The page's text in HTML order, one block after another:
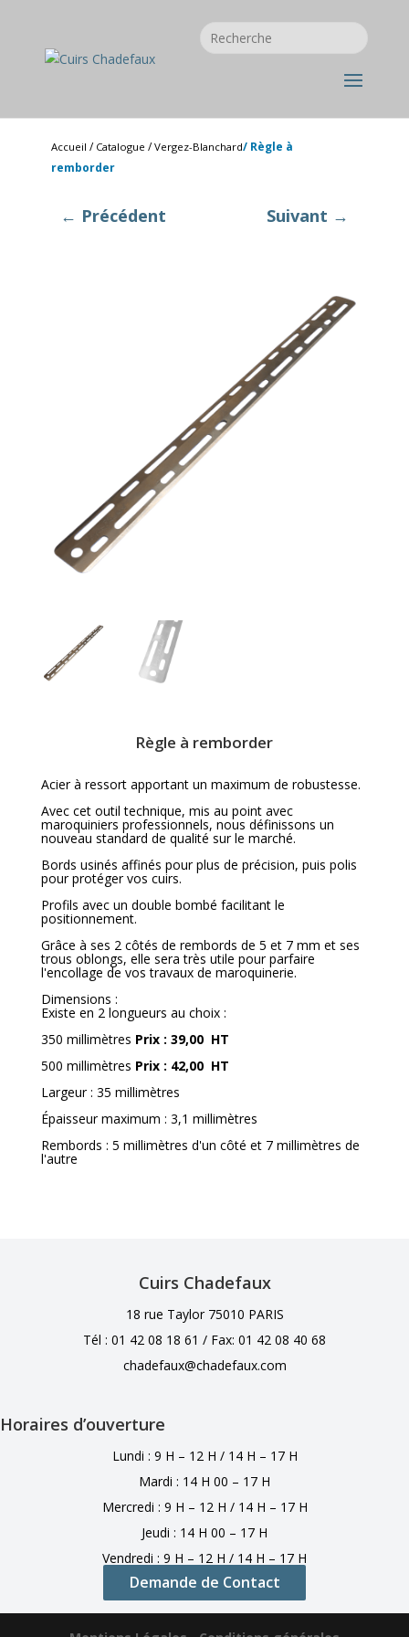
Accueil / Catalogue /Vergez-Blanchard/ Règle à
remborder
← Précédent Suivant →
Règle à remborder
Acier à ressort apportant un maximum de robustesse.
Avec cet outil technique, mis au point avec
maroquiniers professionnels, nous définissons un
nouveau standard de qualité sur le marché.
Bords usinés affinés pour plus de précision, puis polis
pour protéger vos cuirs.
Profils avec un double bombé facilitant le
positionnement.
Grâce à ses 2 côtés de rembords de 5 et 7 mm et ses
trous oblongs, elle sera très utile pour parfaire
l'encollage de vos travaux de maroquinerie.
Dimensions :
Existe en 2 longueurs au choix :
350 millimètres Prix : 39,00 HT
500 millimètres Prix : 42,00 HT
Largeur : 35 millimètres
Épaisseur maximum : 3,1 millimètres
Rembords : 5 millimètres d'un côté et 7 millimètres de
l'autre
Cuirs Chadefaux
18 rue Taylor 75010 PARIS
Tél : 01 42 08 18 61 / Fax: 01 42 08 40 68
chadefaux@chadefaux.com
Horaires d’ouverture
Lundi : 9 H – 12 H / 14 H – 17 H
Mardi : 14 H 00 – 17 H
Mercredi : 9 H – 12 H / 14 H – 17 H
Jeudi : 14 H 00 – 17 H
Vendredi : 9 H – 12 H / 14 H – 17 H
Demande de Contact